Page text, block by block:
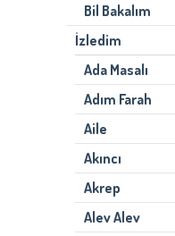
Bil Bakalım
İzledim
Ada Masalı
Adım Farah
Aile
Akıncı
Akrep
Alev Alev